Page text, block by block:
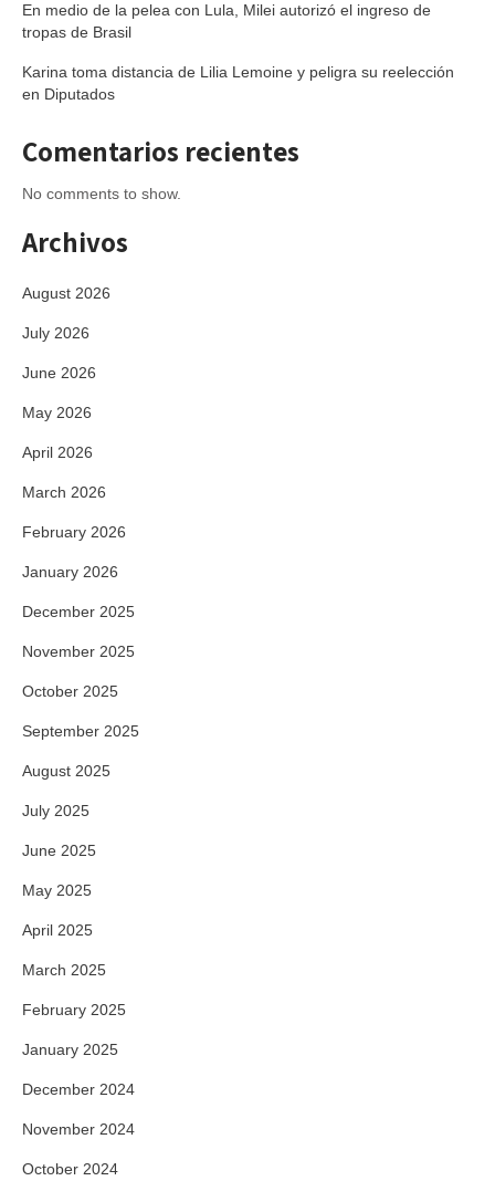
En medio de la pelea con Lula, Milei autorizó el ingreso de
tropas de Brasil
Karina toma distancia de Lilia Lemoine y peligra su reelección
en Diputados
Comentarios recientes
No comments to show.
Archivos
August 2026
July 2026
June 2026
May 2026
April 2026
March 2026
February 2026
January 2026
December 2025
November 2025
October 2025
September 2025
August 2025
July 2025
June 2025
May 2025
April 2025
March 2025
February 2025
January 2025
December 2024
November 2024
October 2024